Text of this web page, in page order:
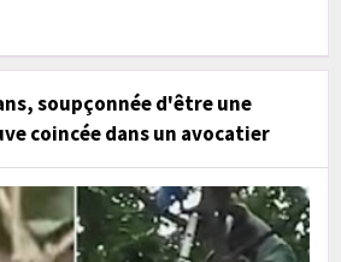
soupçonnée d'être une
coincée dans un avocatier